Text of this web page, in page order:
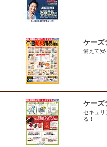
ケーズ
備えて安
ケーズ
セキュリ
る！